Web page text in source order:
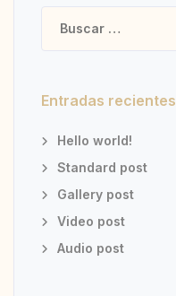
Entradas recientes
Hello world!
Standard post
Gallery post
Video post
Audio post